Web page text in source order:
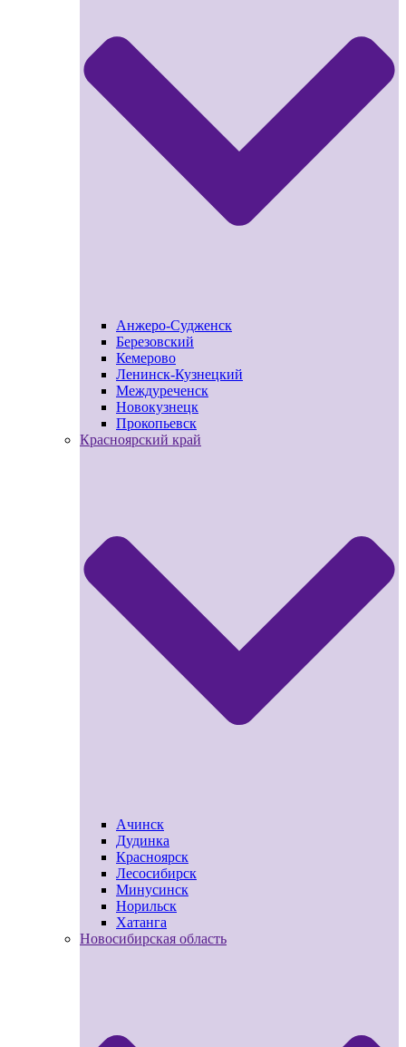
Анжеро-Судженск
Березовский
Кемерово
Ленинск-Кузнецкий
Междуреченск
Новокузнецк
Прокопьевск
Красноярский край
Ачинск
Дудинка
Красноярск
Лесосибирск
Минусинск
Норильск
Хатанга
Новосибирская область